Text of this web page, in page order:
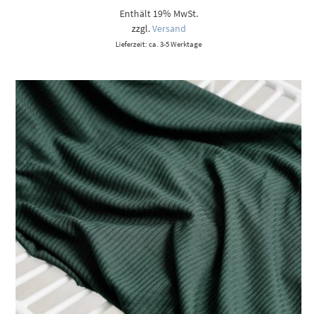
Enthält 19% MwSt.
zzgl.Versand
Lieferzeit: ca. 3-5 Werktage